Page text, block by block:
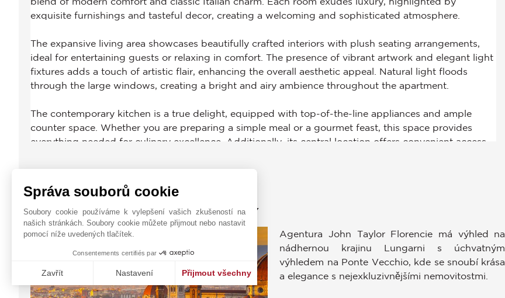
JOHN TAYLOR TUSCANY
Agentura John Taylor Florencie má výhled na
nádhernou krajinu Lungarni s úchvatným
výhledem na Ponte Vecchio, kde se snoubí krása
a elegance s nejexkluzivnějšími nemovitostmi.
Správa souborů cookie
Soubory cookie používáme k vylepšení vašich zkušeností na
našich stránkách. Soubory cookie můžete přijmout nebo nastavit
pomocí níže uvedených tlačítek.
Consentements certifiés par
Zavřít Nastavení Přijmout všechny
Axeptio consent
Platforma pro správu souhlasů: Upravte si své volby